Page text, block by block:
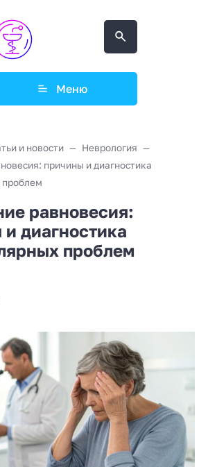
Меню
и новости
Неврология
причины и диагностика
проблем
равновесия:
диагностика
проблем